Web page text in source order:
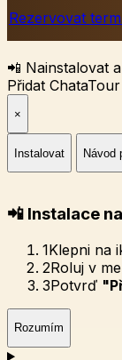
Rezervovat
📲 Nainstalovat
Přidat
×
Instalovat Návod
📲 Instalace
1Klepni na
2Roluj v
3Potvrď
Rozumím